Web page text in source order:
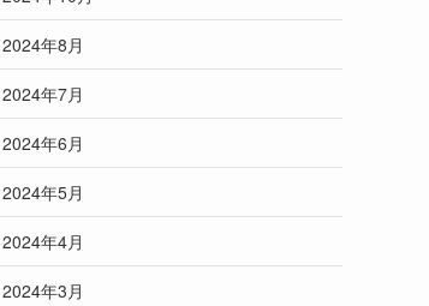
2024年8月
2024年7月
2024年6月
2024年5月
2024年4月
2024年3月